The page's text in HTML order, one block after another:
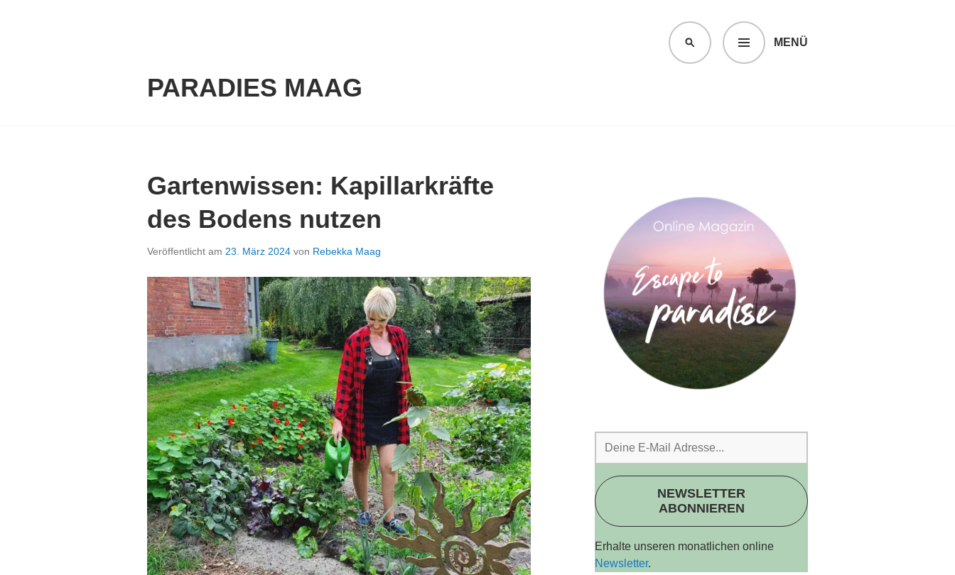
PARADIES MAAG
MENÜ
SUCHEN
Gartenwissen: Kapillarkräfte
des Bodens nutzen
Veröffentlicht am 23. März 2024 von Rebekka Maag
NEWSLETTER
ABONNIEREN
Erhalte unseren monatlichen online
Newsletter.